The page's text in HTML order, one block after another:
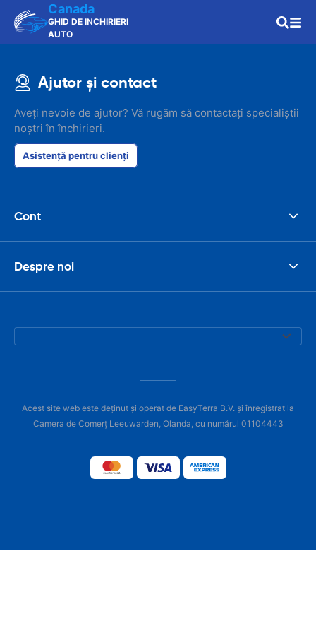
Canada
GHID DE INCHIRIERI
AUTO
Ajutor și contact
Aveți nevoie de ajutor? Vă rugăm să contactați specialiștii
noștri în închirieri.
Asistență pentru clienți
Cont
Despre noi
Acest site web este deținut și operat de EasyTerra B.V. și înregistrat la
Camera de Comerț Leeuwarden, Olanda, cu numărul 01104443